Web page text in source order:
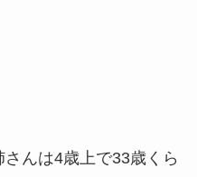
んは4歳上で33歳くら